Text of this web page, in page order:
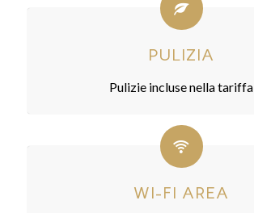
PULIZIA
Pulizie incluse nella tariffa
WI-FI AREA